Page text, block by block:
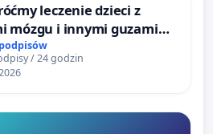
leczenie dzieci z
mózgu i innymi guzami
Górnośląskiego
Zdrowia Dziecka w
/ 24 godzin